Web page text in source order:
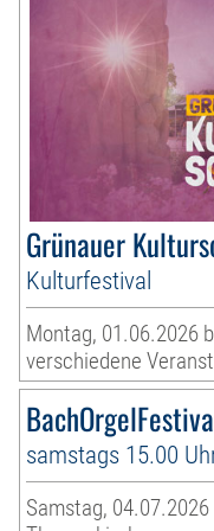
Grünauer
Kulturfestival
Montag, 01.06.2026
verschiedene
samstags 15.00
Samstag,